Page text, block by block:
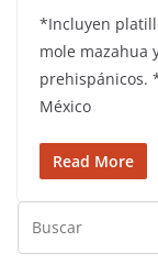
*Incluyen
mole mazahua
prehispánicos.
México
Read More